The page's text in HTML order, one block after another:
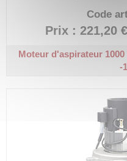
Code
Prix : 221,20 €
Moteur d'aspirateur
-